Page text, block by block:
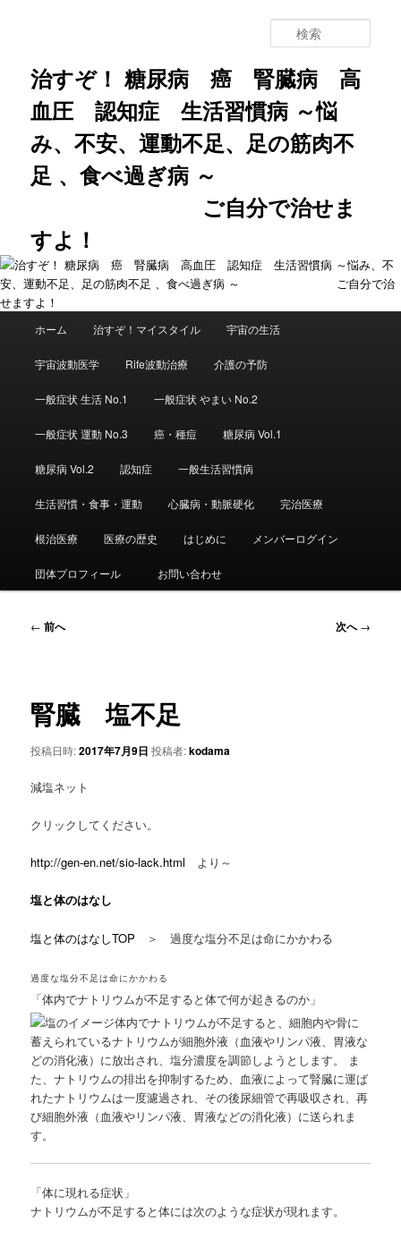
治すぞ！ 糖尿病 癌 腎臓病 高
血圧 認知症 生活習慣病 ～悩
み、不安、運動不足、足の筋肉不
足 、食べ過ぎ病 ～
ご自分で治せま
すよ！
索
ホーム 治すぞ！マイスタイル 宇宙の生活
宇宙波動医学 Rife波動治療 介護の予防
一般症状 生活 No.1 一般症状 やまい No.2
一般症状 運動 No.3 癌・種痘 糖尿病 Vol.1
糖尿病 Vol.2 認知症 一般生活習慣病
生活習慣・食事・運動 心臓病・動脈硬化 完治医療
根治医療 医療の歴史 はじめに メンバーログイン
団体プロフィール お問い合わせ
投
ゲ
ー
ョ
← 前へ 次へ→
腎臓 塩不足
投稿日時:2017年7月9日 投稿者:kodama
減塩ネット
クリックしてください。
http://gen-en.net/sio-lack.html より～
塩と体のはなし
塩と体のはなしTOP ＞ 過度な塩分不足は命にかかわる
過度な塩分不足は命にかかわる
「体内でナトリウムが不足すると体で何が起きるのか」
体内でナトリウムが不足すると、細胞内や骨に
蓄えられているナトリウムが細胞外液（血液やリンパ液、胃液な
どの消化液）に放出され、塩分濃度を調節しようとします。 ま
た、ナトリウムの排出を抑制するため、血液によって腎臓に運ば
れたナトリウムは一度濾過され、その後尿細管で再吸収され、再
び細胞外液（血液やリンパ液、胃液などの消化液）に送られま
す。
「体に現れる症状」
ナトリウムが不足すると体には次のような症状が現れます。